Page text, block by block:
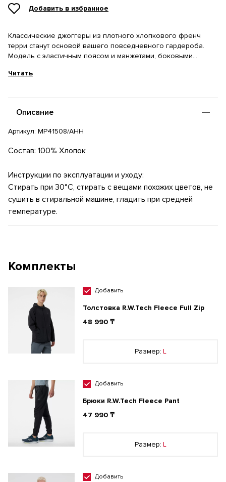
Добавить в избранное
Классические джоггеры из плотного хлопкового френч
терри станут основой вашего повседневного гардероба.
Модель с эластичным поясом и манжетами, боковыми
посадку и универсальный стиль для комфортного дня.
Читать
Описание
Артикул: MP41508/AHH
Состав: 100% Хлопок
Инструкции по эксплуатации и уходу:
Стирать при 30°C, стирать с вещами похожих цветов, не
сушить в стиральной машине, гладить при средней
температуре.
Комплекты
Добавить
Толстовка R.W.Tech Fleece Full Zip
48 990 ₸
Размер: L
Добавить
Брюки R.W.Tech Fleece Pant
47 990 ₸
Размер: L
Добавить